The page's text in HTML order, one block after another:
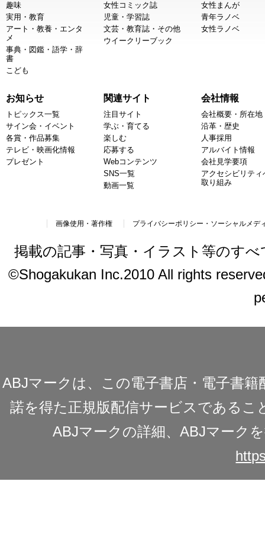
趣味
実用・教育
アート・教養・エンタ
メ
事典・図鑑・語学・辞
書
こども
女性コミック誌
児童・学習誌
文芸・教育誌・その他
ウイークリーブック
女性まんが
青年ラノベ
女性ラノベ
お知らせ
トピックス一覧
サイン会・イベント
各賞・作品募集
テレビ・映画化情報
プレゼント
関連サイト
注目サイト
学ぶ・育てる
楽しむ
応募する
Webコンテンツ
SNS一覧
動画一覧
会社情報
会社概要・所在地
沿革・歴史
人事採用
アルバイト情報
会社見学要項
アクセシビリティ
取り組み
画像使用・著作権 プライバシーポリシー・ソーシャルメデ
掲載の記事・写真・イラスト等のす
©Shogakukan Inc.2010 All rights
ABJマークは、この電子書店・電子書
諾を得た正規版配信サービスであるこ
ABJマークの詳細、ABJマーク